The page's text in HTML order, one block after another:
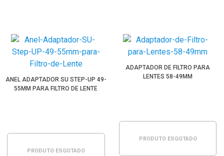
ANEL ADAPTADOR SU STEP-UP 49-
55MM PARA FILTRO DE LENTE
PRODUTO ESGOTADO
ADAPTADOR DE FILTRO PARA
LENTES 58-49MM
PRODUTO ESGOTADO